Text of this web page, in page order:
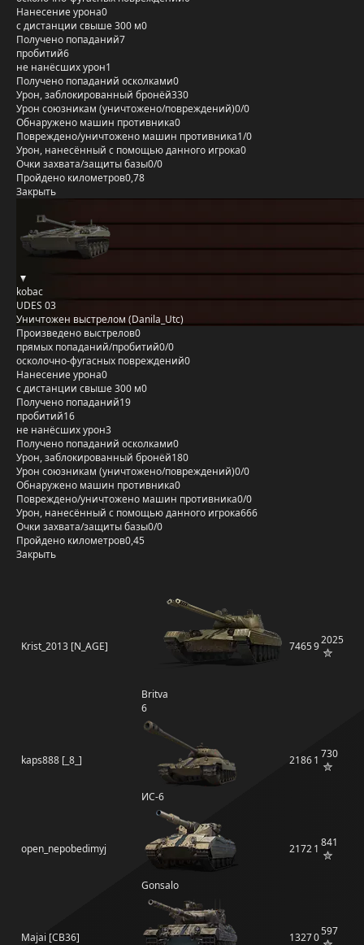
Нанесение урона0
с дистанции свыше 300 м0
Получено попаданий7
пробитий6
не нанёсших урон1
Получено попаданий осколками0
Урон, заблокированный бронёй330
Урон союзникам (уничтожено/повреждений)0/0
Обнаружено машин противника0
Повреждено/уничтожено машин противника1/0
Урон, нанесённый с помощью данного игрока0
Очки захвата/защиты базы0/0
Пройдено километров0,78
Закрыть
kobac
UDES 03
Уничтожен выстрелом (Danila_Utc)
Произведено выстрелов0
прямых попаданий/пробитий0/0
осколочно-фугасных повреждений0
Нанесение урона0
с дистанции свыше 300 м0
Получено попаданий19
пробитий16
не нанёсших урон3
Получено попаданий осколками0
Урон, заблокированный бронёй180
Урон союзникам (уничтожено/повреждений)0/0
Обнаружено машин противника0
Повреждено/уничтожено машин противника0/0
Урон, нанесённый с помощью данного игрока666
Очки захвата/защиты базы0/0
Пройдено километров0,45
Закрыть
Krist_2013 [N_AGE]
Britva
6
746592025
kaps888 [_8_]
ИС-6
21861 730
open_nepobedimyj
Gonsalo
21721 841
Majai [CB36] 13270597